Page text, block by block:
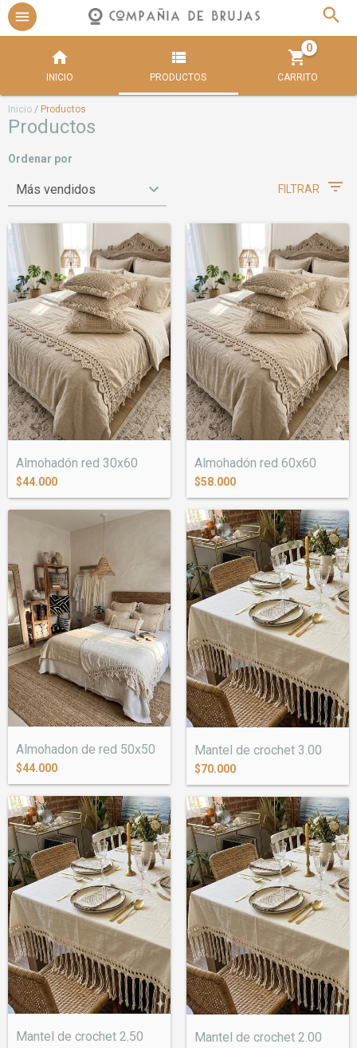
INICIO PRODUCTOS CARRITO
0
Inicio / Productos
Productos
Ordenar por
FILTRAR
Almohadón red 30x60
$44.000
Almohadón red 60x60
$58.000
Almohadon de red 50x50
$44.000
Mantel de crochet 3.00
$70.000
Mantel de crochet 2.50 Mantel de crochet 2.00